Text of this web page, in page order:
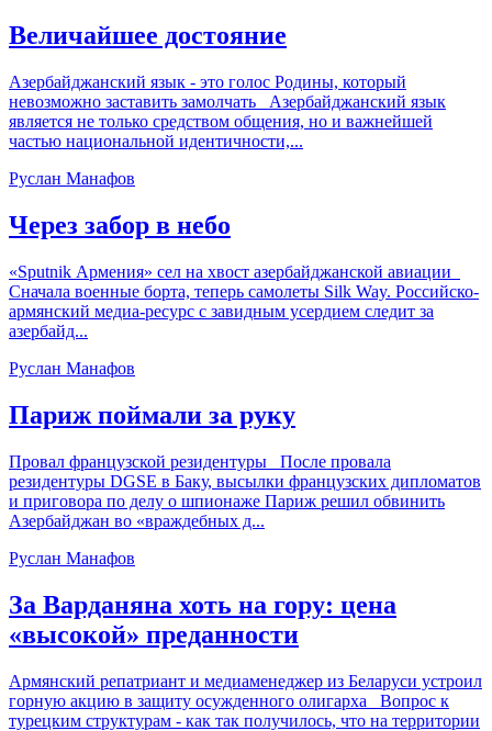
Величайшее достояние
Азербайджанский язык - это голос Родины, который
невозможно заставить замолчать Азербайджанский язык
является не только средством общения, но и важнейшей
частью национальной идентичности,...
Руслан Манафов
Через забор в небо
«Sputnik Армения» сел на хвост азербайджанской авиации
Сначала военные борта, теперь самолеты Silk Way. Российско-
армянский медиа-ресурс с завидным усердием следит за
азербайд...
Руслан Манафов
Париж поймали за руку
Провал французской резидентуры После провала
резидентуры DGSE в Баку, высылки французских дипломатов
и приговора по делу о шпионаже Париж решил обвинить
Азербайджан во «враждебных д...
Руслан Манафов
За Варданяна хоть на гору: цена
«высокой» преданности
Армянский репатриант и медиаменеджер из Беларуси устроил
горную акцию в защиту осужденного олигарха Вопрос к
турецким структурам - как так получилось, что на территории